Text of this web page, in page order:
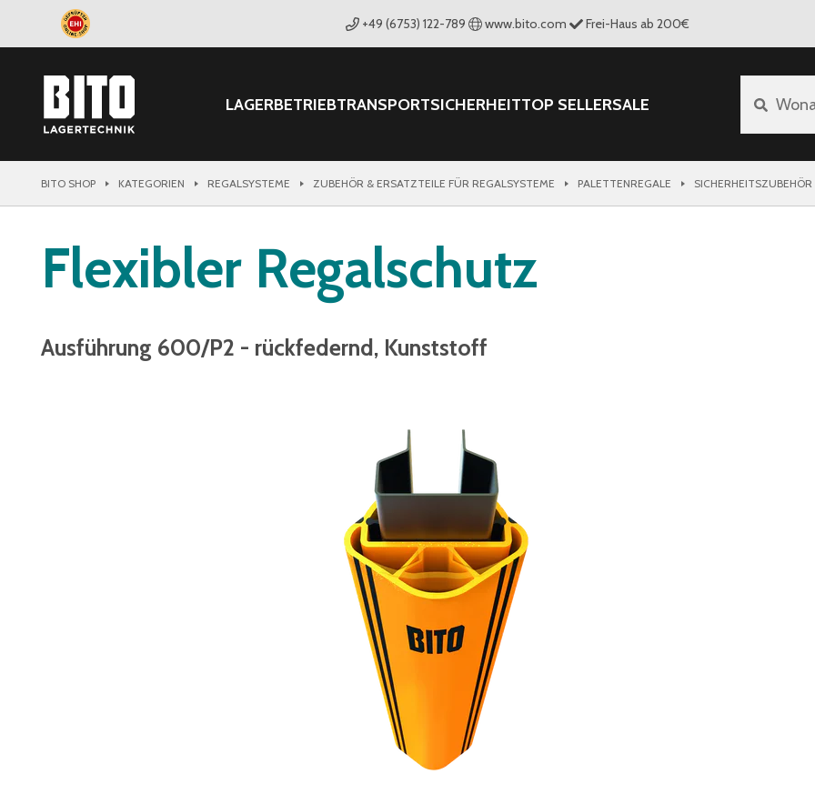
+49 (6753) 122-789 www.bito.com Frei-Haus ab 200€
LAGERBETRIEBTRANSPORTSICHERHEITTOP SELLERSALE
BITO SHOP KATEGORIEN REGALSYSTEME ZUBEHÖR & ERSATZTEILE FÜR REGALSYSTEME PALETTENREGALE SICHERHEITSZUBEHÖR
Flexibler Regalschutz
Ausführung 600/P2 - rückfedernd, Kunststoff